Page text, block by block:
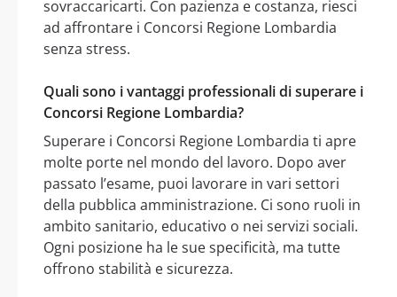
sovraccaricarti. Con pazienza e costanza, riesci
ad affrontare i Concorsi Regione Lombardia
senza stress.
Quali sono i vantaggi professionali di superare i
Concorsi Regione Lombardia?
Superare i Concorsi Regione Lombardia ti apre
molte porte nel mondo del lavoro. Dopo aver
passato l’esame, puoi lavorare in vari settori
della pubblica amministrazione. Ci sono ruoli in
ambito sanitario, educativo o nei servizi sociali.
Ogni posizione ha le sue specificità, ma tutte
offrono stabilità e sicurezza.